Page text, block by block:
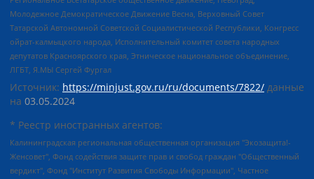
Молодежное Демократическое Движение Весна, Верховный Совет
Татарской Автономной Советской Социалистической Республики, Конгресс
ойрат-калмыцкого народа, Исполнительный комитет совета народных
депутатов Красноярского края, Этническое национальное объединение,
ЛГБТ, Я.МЫ Сергей Фургал
Источник: https://minjust.gov.ru/ru/documents/7822/ данные
на 03.05.2024
* Реестр иностранных агентов:
Калининградская региональная общественная организация "Экозащита!-Женсовет", Фонд содействия защите прав и свобод граждан "Общественный вердикт", Фонд "Институт Развития Свободы Информации", Частное учреждение "Информационное агентство МЕМО. РУ", Региональная общественная организация "Общественная комиссия по сохранению наследия академика Сахарова", Фонд поддержки свободы прессы, Санкт-Петербургская общественная правозащитная организация "Гражданский контроль", Межрегиональная общественная организация "Информационно-просветительский центр "Мемориал", Региональный Фонд "Центр Защиты Прав Средств Массовой Информации", с 05.12.2023 Фонд "Центр Защиты Прав Средств массовой информации", Региональная общественная благотворительная организация помощи беженцам и мигрантам "Гражданское содействие", Негосударственное образовательное учреждение дополнительного профессионального образования (повышение квалификации) специалистов "АКАДЕМИЯ ПО ПРАВАМ ЧЕЛОВЕКА", Свердловская региональная общественная организация "Сутяжник", Автономная некоммерческая организация "Центр независимых социологических исследований", Союз общественных объединений "Российский исследовательский центр по правам человека", Региональное общественное учреждение научно-информационный центр "МЕМОРИАЛ", Некоммерческая организация "Фонд защиты гласности", Автономная некоммерческая организация "Институт прав человека", Городская общественная организация "Екатеринбургское общество "МЕМОРИАЛ", Городская общественная организация "Рязанское историко-просветительское и правозащитное общество "Мемориал" (Рязанский Мемориал), Челябинский региональный орган общественной самодеятельности – женское общественное объединение "Женщины Евразии", Челябинский региональный орган общественной самодеятельности "Уральская правозащитная группа", Фонд содействия защите здоровья и социальной справедливости имени Андрея Рылькова, Автономная Некоммерческая Организация "Аналитический Центр Юрия Левады", Автономная некоммерческая организация социальной поддержки населения "Проект Апрель", Региональная общественная организация помощи женщинам и детям, находящимся в кризисной ситуации "Информационно-методический центр "Анна", Фонд содействия развитию массовых коммуникаций и правовому просвещению "Так-так-Так", Фонд содействия устойчивому развитию "Серебряная тайга", Свердловский региональный общественный фонд социальных проектов "Новое время", "Idel.Реалии", Кавказ.Реалии, Крым.Реалии, Телеканал Настоящее Время, Татаро-башкирская служба Радио Свобода (Azatliq Radiosi), Радио Свободная Европа/Радио Свобода (PCE/PC), "Сибирь.Реалии", "Фактограф", Благотворительный фонд помощи осужденным и их семьям, Автономная некоммерческая организация "Институт глобализации и социальных движений", Фонд "В защиту прав заключенных", Частное учреждение "Центр поддержки и содействия развитию средств массовой информации", Пензенский региональный общественный благотворительный фонд "Гражданский союз", "Север.Реалии", Некоммерческая организация Фонд "Правовая инициатива", Общество с ограниченной ответственностью "Радио Свободная Европа/Радио Свобода", Чешское информационное агентство "MEDIUM-ORIENT", Красноярская региональная общественная организация "Мы против СПИДа", Камалягин Денис Николаевич, Маркелов Сергей Евгеньевич, Пономарев Лев Александрович, Савицкая Людмила Алексеевна, Автономная некоммерческая организация "Центр по работе с проблемой насилия "НАСИЛИЮ.НЕТ", Межрегиональный профессиональный союз работников здравоохранения "Альянс врачей", Юридическое лицо, зарегистрированное в Латвийской Республике, SIA "Medusa Project" (регистрационный номер 40103797863, дата регистрации 10.06.2014), Некоммерческая организация "Фонд по борьбе с коррупцией", Автономная некоммерческая организация "Институт права и публичной политики", Баданин Роман Сергеевич, Гликин Максим Александрович, Железнова Мария Михайловна, Лукьянова Юлия Сергеевна, Маетная Елизавета Витальевна, Маняхин Петр Борисович, Чуракова Ольга Владимировна, Ярош Юлия Петровна, Юридическое лицо "The Insider SIA", зарегистрированное в Риге, Латвийская Республика (дата регистрации 26.06.2015), являющееся администратором доменного имени интернет-издания "The Insider SIA", https://theins.ru, Постернак Алексей Евгеньевич, Рубин Михаил Аркадьевич, Анин Роман Александрович, Юридическое лицо Istories fonds, зарегистрированное в Латвийской Республике (регистрационный номер 50008295751, дата регистрации 24.02.2020), Великовский Дмитрий Александрович, Долинина Ирина Николаевна, Мароховская Алеся Алексеевна, Шлейнов Роман Юрьевич, Шмагун Олеся Валентиновна, Общество с ограниченной ответственностью "Альтаир 2021", Общество с ограниченной ответственностью "Вега 2021", Общество с ограниченной ответственностью "Главный редактор 2021", Общество с ограниченной ответственностью "Ромашки монолит", Важенков Артем Валерьевич, Ивановская областная общественная организация "Центр гендерных исследований", Гурман Юрий Альбертович, Медиапроект "ОВД-Инфо", Егоров Владимир Владимирович, Жилинский Владимир Александрович, Общество с ограниченной ответственностью "ЗП", Иванова София Юрьевна, Карезина Инна Павловна, Кильтау Екатерина Викторовна, Петров Алексей Викторович, Пискунов Сергей Евгеньевич, Смирнов Сергей Сергеевич, Тихонов Михаил Сергеевич, Общество с ограниченной ответственностью "ЖУРНАЛИСТ-ИНОСТРАННЫЙ АГЕНТ", Арапова Галина Юрьевна, Вольтская Татьяна Анатольевна, Американская компания "Mason G.E.S. Anonymous Foundation" (США), являющаяся владельцем интернет-издания https://mnews.world/, Компания "Stichting Bellingcat", зарегистрированная в Нидерландах (дата регистрации 11.07.2018), Захаров Андрей Вячеславович, Клепиковская Екатерина Дмитриевна, Общество с ограниченной ответственностью "МЕМО", Перл Роман Александрович, Симонов Евгений Алексеевич, Соловьева Елена Анатольевна, Сотников Даниил Владимирович, Сурначева Елизавета Дмитриевна, Автономная некоммерческая организация по защите прав человека и информированию населения "Якутия – Наше Мнение", Общество с ограниченной ответственностью "Москоу диджитал медиа", с 26.01.2023 Общество с ограниченной ответственностью "Чайка Белые сады", Ветошкина Валерия Валерьевна, Заговора Максим Александрович, Межрегиональное общественное движение "Российская ЛГБТ - сеть", Оленичев Максим Владимирович, Павлов Иван Юрьевич, Скворцова Елена Сергеевна, Общество с ограниченной ответственностью "Как бы инагент", Кочетков Игорь Викторович, Общество с ограниченной ответственностью "Честные выборы", Еланчик Олег Александрович, Общество с ограниченной ответственностью "Нобелевский призыв", Гималова Регина Эмилевна, Григорьев Андрей Валерьевич, Григорьева Алина Александровна, Ассоциация по содействию защите прав призывников, альтернативнослужащих и военнослужащих "Правозащитная группа "Гражданин.Армия.Право", Хисамова Регина Фаритовна, Автономная некоммерческая организация по реализации социально-правовых программ "Лилит", Дальневосточное общественное движение "Маяк", Санкт-Петербургская ЛГБТ-инициативная группа "Выход", Инициативная группа ЛГБТ+ "Реверс", Алексеев Андрей Викторович, Бекбулатова Таисия Львовна, Беляев Иван Михайлович, Владыкина Елена Сергеевна, Гельман Марат Александрович, Никульшина Вероника Юрьевна, Толоконникова Надежда Андреевна, Шендерович Виктор Анатольевич, Общество с ограниченной ответственностью "Данное сообщение", Общество с ограниченной ответственностью Издательский дом "Новая глава", Айнбиндер Александра Александровна, Московский комьюнити-центр для ЛГБТ+инициатив, Благотворительный фонд развития филантропии, Deutsche Welle (Германия, Kurt-Schumacher-Strasse 3, 53113 Bonn), Борзунова Мария Михайловна, Воробьев Виктор Викторович, Голубева Анна Львовна, Константинова Алла Михайловна, Малкова Ирина Владимировна, Мурадов Мурад Абдулгалимович, Осетинская Елизавета Николаевна, Понасенков Евгений Николаевич, Ганапольский Матвей Юрьевич, Киселев Евгений Алексеевич, Борухович Ирина Григорьевна, Дремин Иван Тимофеевич, Дубровский Дмитрий Викторович, Красноярская региональная общественная организация поддержки и развития альтернативных образовательных технологий и межкультурных коммуникаций "ИНТЕРРА", Маяковская Екатерина Алексеевна, Фейгин Марк Захарович, Филимонов Андрей Викторович, Дзугкоева Регина Николаевна, Доброхотов Роман Александрович, Дудь Юрий Александрович, Елкин Сергей Владимирович, Кругликов Кирилл Игоревич, Сабунаева Мария Леонидовна, Семенов Алексей Владимирович, Шаинян Карен Багратович, Шульман Екатерина Михайловна, Асафьев Артур Валерьевич, Вахштайн Виктор Семенович, Венедиктов Алексей Алексеевич, Лушникова Екатерина Евгеньевна, Волков Леонид Михайлович, Невзоров Александр Глебович, Пархоменко Сергей Борисович, Сироткин Ярослав Николаевич, Кара-Мурза Владимир Владимирович, Баранова Наталья Владимировна, Гозман Леонид Яковлевич, Кагарлицкий Борис Юльевич, Климарев Михаил Валерьевич, Милов Владимир Станиславович, Автономная некоммерческая организация Краснодарский центр современного искусства "Типография", Моргенштерн Алишер Тагирович, Соболь Любовь Эдуардовна, Общество с ограниченной ответственностью "ЛИЗА НОРМ", Каспаров Гарри Кимович, Ходорковский Михаил Борисович, Общество с ограниченной ответственностью "Апрельские тезисы", Данилович Ирина Брониславовна, Кашин Олег Владимирович, Петров Николай Владимирович, Пивоваров Алексей Владимирович, Соколов Михаил Владимирович, Цветкова Юлия Владимировна, Чичваркин Евгений Александрович, Комитет против пыток/Команда против пыток, Общество с ограниченной ответственностью "Первый научный", Общество с ограниченной ответственностью "Вертолет и ко", Белоцерковская Вероника Борисовна, Кац Максим Евгеньевич, Лазарева Татьяна Юрьевна, Шаведдинов Руслан Табризович, Яшин Илья Валерьевич, Общество с ограниченной ответственностью "Иноагент ААВ", Алешковский Дмитрий Петрович, Альбац Евгения Марковна, Быков Дмитрий Львович, Галямина Юлия Евгеньевна, Лойко Сергей Леонидович, Мартынов Кирилл Константинович, Медведев Сергей Александрович, Крашенинников Федор Геннадиевич, Гордеева Катерина Вл